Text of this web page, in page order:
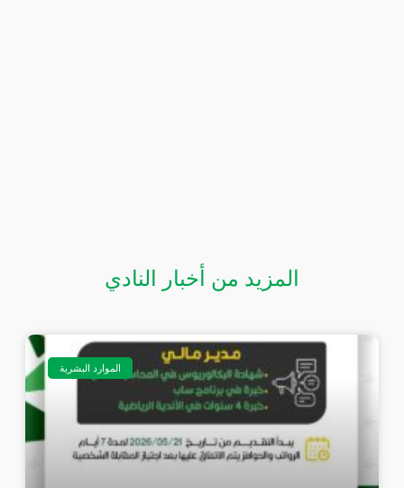
المزيد من أخبار النادي
الموارد البشرية